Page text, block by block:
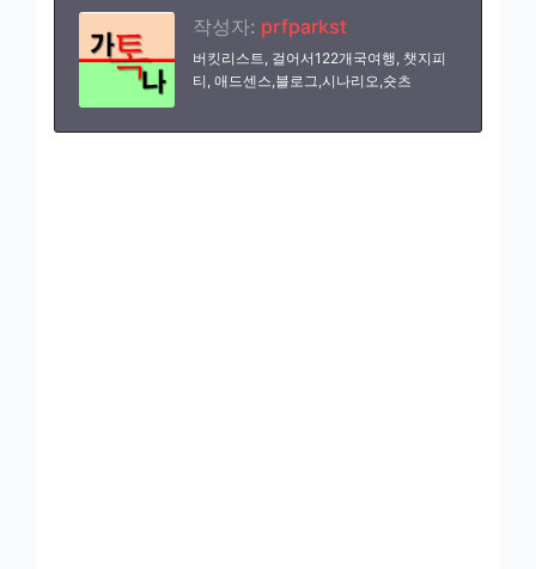
작성자: prfparkst
버킷리스트, 걸어서122개국여행, 챗지피
티, 애드센스,블로그,시나리오,숏츠